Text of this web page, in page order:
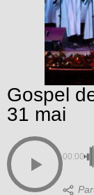
Gospel
31 mai
00:00